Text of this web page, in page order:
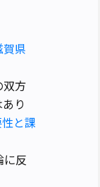
賀県
双方
り
と課
に反